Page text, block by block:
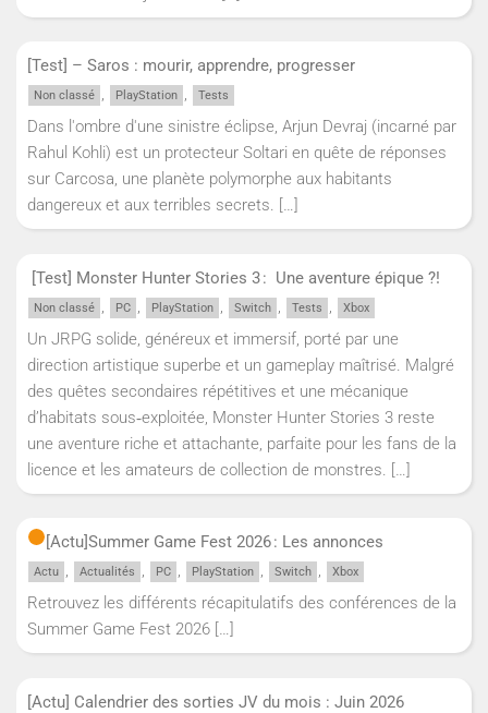
[Test] – Saros : mourir, apprendre, progresser
Non classé , PlayStation , Tests
Dans l'ombre d'une sinistre éclipse, Arjun Devraj (incarné par
Rahul Kohli) est un protecteur Soltari en quête de réponses
sur Carcosa, une planète polymorphe aux habitants
dangereux et aux terribles secrets. […]
[Test] Monster Hunter Stories 3 : Une aventure épique ?!
Non classé , PC , PlayStation , Switch , Tests , Xbox
Un JRPG solide, généreux et immersif, porté par une
direction artistique superbe et un gameplay maîtrisé. Malgré
des quêtes secondaires répétitives et une mécanique
d’habitats sous‑exploitée, Monster Hunter Stories 3 reste
une aventure riche et attachante, parfaite pour les fans de la
licence et les amateurs de collection de monstres. […]
[Actu]Summer Game Fest 2026 : Les annonces
Actu , Actualités , PC , PlayStation , Switch , Xbox
Retrouvez les différents récapitulatifs des conférences de la
Summer Game Fest 2026 […]
[Actu] Calendrier des sorties JV du mois : Juin 2026